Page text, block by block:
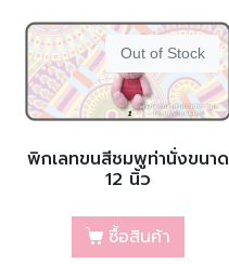
Out of Stock
พิกเลทขนสีชมพูท่านั่งขนาด
12 นิ้ว
ซื้อสินค้า